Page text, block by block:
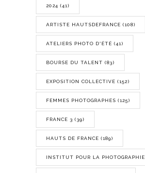
2024 (41)
ARTISTE HAUTSDEFRANCE (108)
ATELIERS PHOTO D'ÉTÉ (41)
BOURSE DU TALENT (83)
EXPOSITION COLLECTIVE (152)
FEMMES PHOTOGRAPHES (125)
FRANCE 3 (39)
HAUTS DE FRANCE (189)
INSTITUT POUR LA PHOTOGRAPHIE